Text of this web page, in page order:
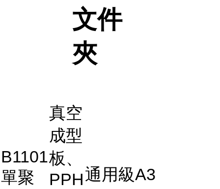
文件
夾
B1101
單聚
真空
成型
板、
PPH通用級A3